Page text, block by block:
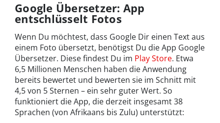
Google Übersetzer: App
entschlüsselt Fotos
Wenn Du möchtest, dass Google Dir einen Text aus
einem Foto übersetzt, benötigst Du die App Google
Übersetzer. Diese findest Du im Play Store. Etwa
6,5 Millionen Menschen haben die Anwendung
bereits bewertet und bewerten sie im Schnitt mit
4,5 von 5 Sternen – ein sehr guter Wert. So
funktioniert die App, die derzeit insgesamt 38
Sprachen (von Afrikaans bis Zulu) unterstützt: